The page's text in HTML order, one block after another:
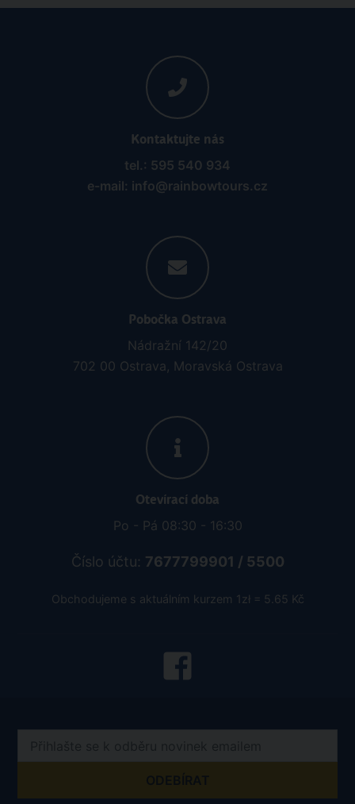
Kontaktujte nás
tel.: 595 540 934
e-mail: info@rainbowtours.cz
Pobočka Ostrava
Nádražní 142/20
702 00 Ostrava, Moravská Ostrava
Otevírací doba
Po - Pá 08:30 - 16:30
Číslo účtu: 7677799901 / 5500
Obchodujeme s aktuálním kurzem 1zł = 5.65 Kč